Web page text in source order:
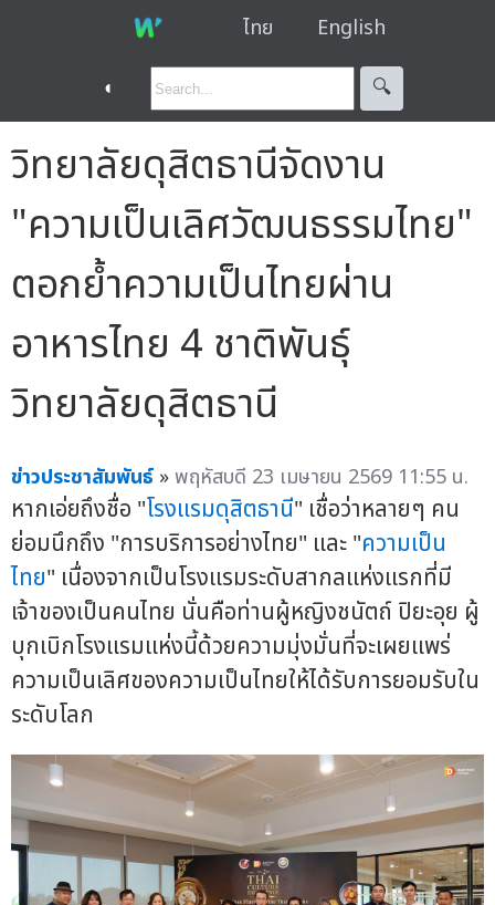
ไทย English
◐ 🔍︎
วิทยาลัยดุสิตธานีจัดงาน
"ความเป็นเลิศวัฒนธรรมไทย"
ตอกย้ำความเป็นไทยผ่าน
อาหารไทย 4 ชาติพันธุ์
วิทยาลัยดุสิตธานี
ข่าวประชาสัมพันธ์ »พฤหัสบดี 23 เมษายน 2569 11:55 น.
หากเอ่ยถึงชื่อ "โรงแรมดุสิตธานี" เชื่อว่าหลายๆ คน
ย่อมนึกถึง "การบริการอย่างไทย" และ "ความเป็น
ไทย" เนื่องจากเป็นโรงแรมระดับสากลแห่งแรกที่มี
เจ้าของเป็นคนไทย นั่นคือท่านผู้หญิงชนัตถ์ ปิยะอุย ผู้
บุกเบิกโรงแรมแห่งนี้ด้วยความมุ่งมั่นที่จะเผยแพร่
ความเป็นเลิศของความเป็นไทยให้ได้รับการยอมรับใน
ระดับโลก